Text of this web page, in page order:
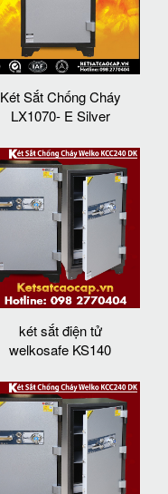
Két Sắt Chống Cháy
LX1070- E Silver
két sắt điện tử
welkosafe KS140